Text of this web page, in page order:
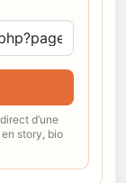
d’une
story, bio